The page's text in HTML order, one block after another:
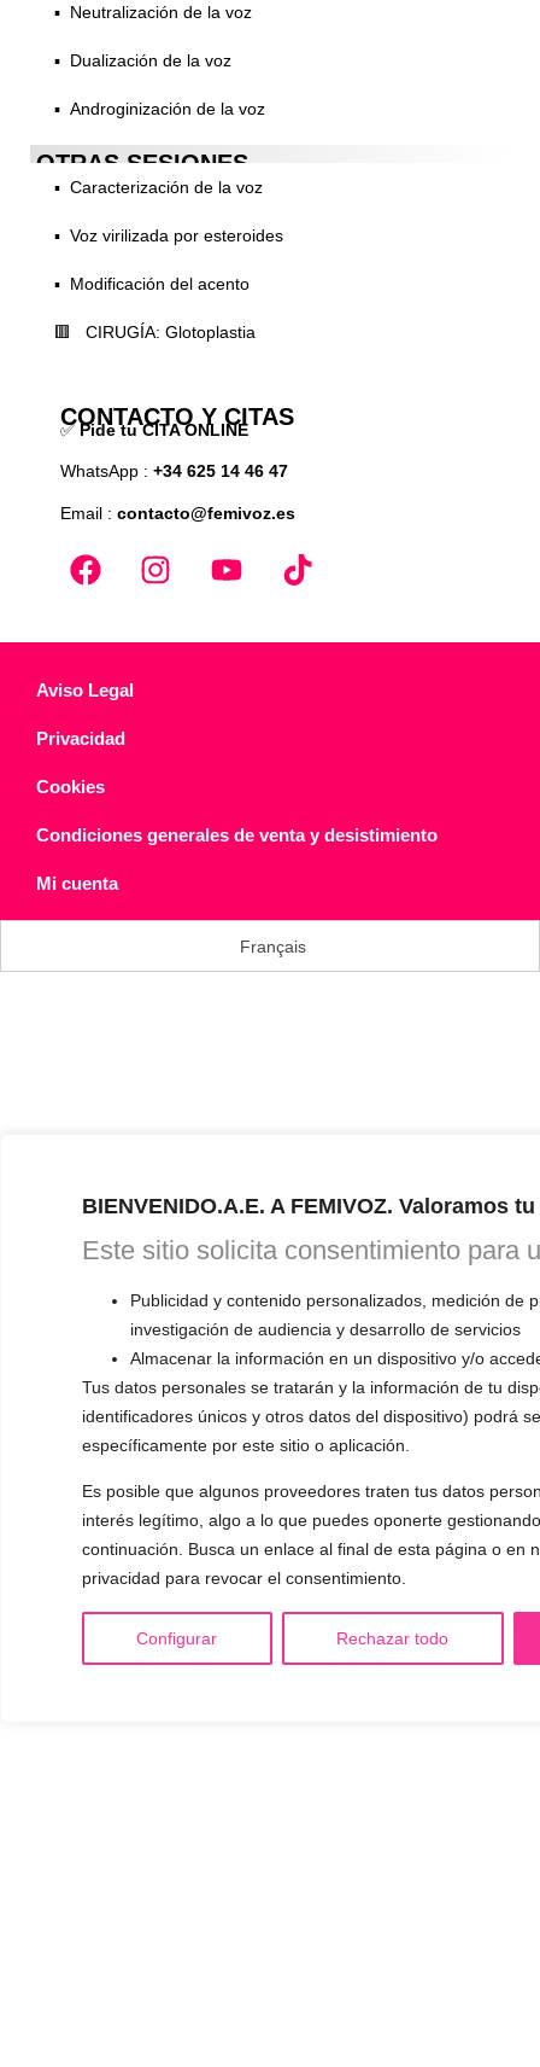
BIENVENIDO.A.E. A FEMIVOZ. Valoramos
Este sitio solicita consentimiento para
Publicidad y contenido personalizados, medición de
investigación de audiencia y desarrollo de servicios
Almacenar la información en un dispositivo y/o
Tus datos personales se tratarán y la información de tu
identificadores únicos y otros datos del dispositivo) podrá
específicamente por este sitio o aplicación.
Es posible que algunos proveedores traten tus datos
interés legítimo, algo a lo que puedes oponerte
continuación. Busca un enlace al final de esta página o en
privacidad para revocar el consentimiento.
Configurar Rechazar todo
▪️ Neutralización de la voz
▪️ Dualización de la voz
▪️ Androginización de la voz
OTRAS SESIONES
▪️ Caracterización de la voz
▪️ Voz virilizada por esteroides
▪️ Modificación del acento
🟥 CIRUGÍA: Glotoplastia
CONTACTO Y CITAS
✅ Pide tu CITA ONLINE
WhatsApp : +34 625 14 46 47
Email : contacto@femivoz.es
Aviso Legal
Privacidad
Cookies
Condiciones generales de venta y desistimiento
Mi cuenta
Français